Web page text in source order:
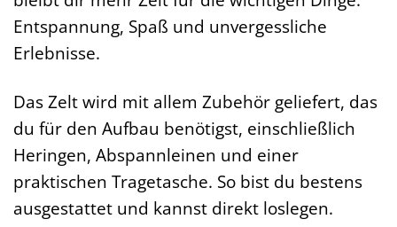
Entspannung, Spaß und unvergessliche
Erlebnisse.
Das Zelt wird mit allem Zubehör geliefert, das
du für den Aufbau benötigst, einschließlich
Heringen, Abspannleinen und einer
praktischen Tragetasche. So bist du bestens
ausgestattet und kannst direkt loslegen.